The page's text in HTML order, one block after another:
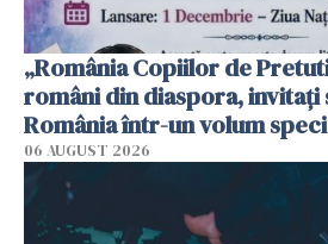
„România Copiilor de
români din diaspora, invitați
România într-un volum
06 AUGUST 2026